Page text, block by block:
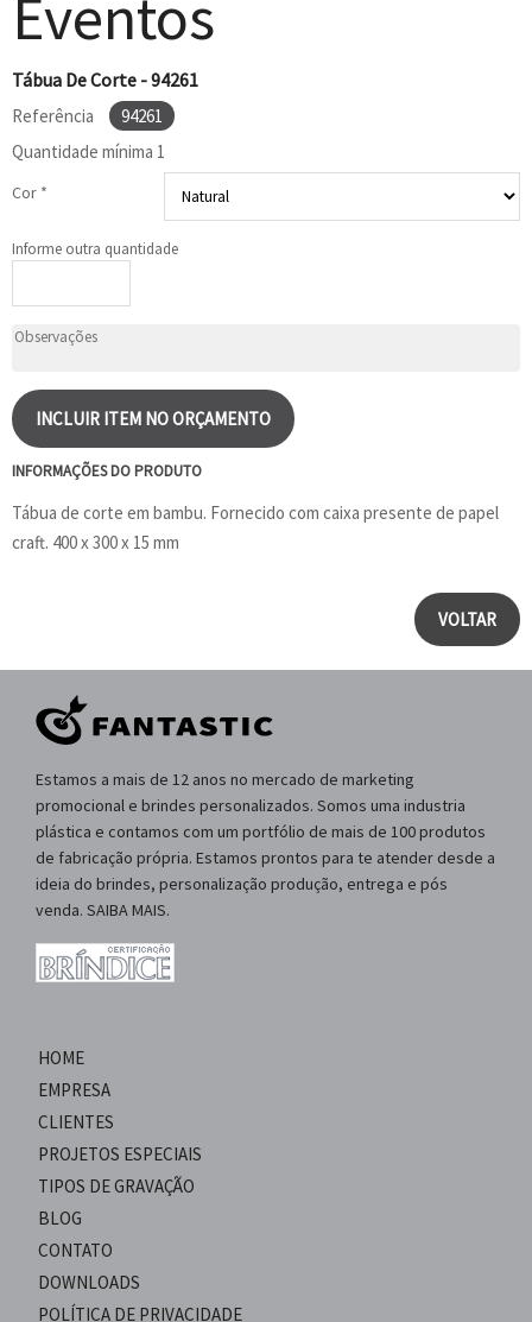
Eventos
Tábua De Corte - 94261
Referência
94261
Quantidade mínima 1
Cor *
Informe outra quantidade
INCLUIR ITEM NO ORÇAMENTO
INFORMAÇÕES DO PRODUTO
Tábua de corte em bambu. Fornecido com caixa presente de papel
craft. 400 x 300 x 15 mm
VOLTAR
Estamos a mais de 12 anos no mercado de marketing
promocional e brindes personalizados. Somos uma industria
plástica e contamos com um portfólio de mais de 100 produtos
de fabricação própria. Estamos prontos para te atender desde a
ideia do brindes, personalização produção, entrega e pós
venda. SAIBA MAIS.
HOME
EMPRESA
CLIENTES
PROJETOS ESPECIAIS
TIPOS DE GRAVAÇÃO
BLOG
CONTATO
DOWNLOADS
POLÍTICA DE PRIVACIDADE